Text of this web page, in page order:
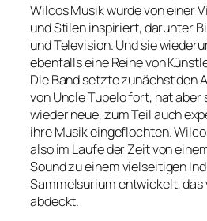
Wilcos Musik wurde von einer
und Stilen inspiriert, darunter
und Television. Und sie
ebenfalls eine Reihe von
Die Band setzte zunächst den
von Uncle Tupelo fort, hat
wieder neue, zum Teil auch
ihre Musik eingeflochten.
also im Laufe der Zeit von
Sound zu einem vielseitigen
Sammelsurium entwickelt, das
abdeckt.